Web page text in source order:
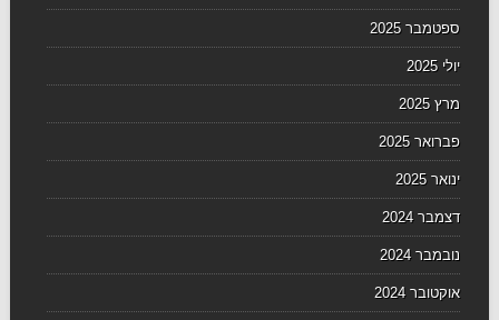
ספטמבר 2025
יולי 2025
מרץ 2025
פברואר 2025
ינואר 2025
דצמבר 2024
נובמבר 2024
אוקטובר 2024